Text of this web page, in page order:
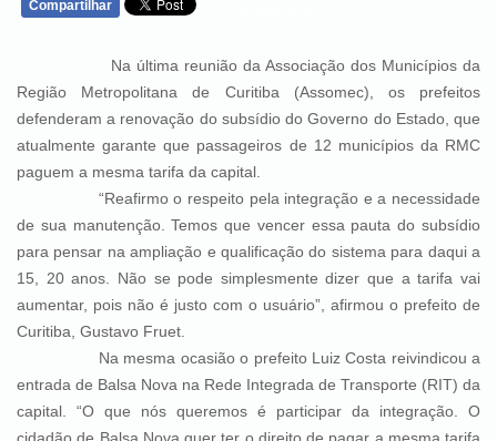
Compartilhar
Na última reunião da Associação dos Municípios da
Região Metropolitana de Curitiba (Assomec), os prefeitos
defenderam a renovação do subsídio do Governo do Estado, que
atualmente garante que passageiros de 12 municípios da RMC
paguem a mesma tarifa da capital.
“Reafirmo o respeito pela integração e a necessidade
de sua manutenção. Temos que vencer essa pauta do subsídio
para pensar na ampliação e qualificação do sistema para daqui a
15, 20 anos. Não se pode simplesmente dizer que a tarifa vai
aumentar, pois não é justo com o usuário”, afirmou o prefeito de
Curitiba, Gustavo Fruet.
Na mesma ocasião o prefeito Luiz Costa reivindicou a
entrada de Balsa Nova na Rede Integrada de Transporte (RIT) da
capital. “O que nós queremos é participar da integração. O